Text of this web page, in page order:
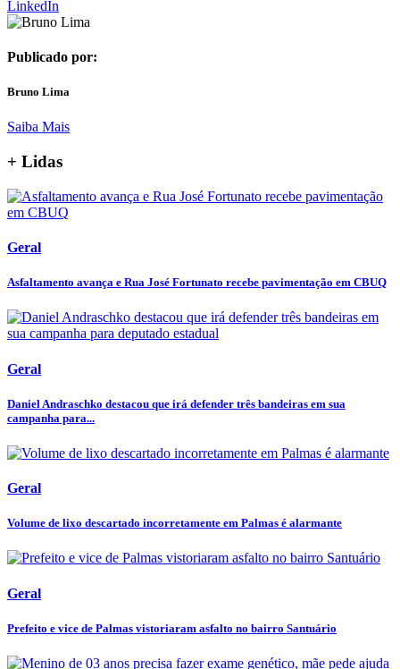
LinkedIn
Publicado por:
Bruno Lima
Saiba Mais
+ Lidas
Geral
Asfaltamento avança e Rua José Fortunato recebe pavimentação em CBUQ
Geral
Daniel Andraschko destacou que irá defender três bandeiras em sua
campanha para...
Geral
Volume de lixo descartado incorretamente em Palmas é alarmante
Geral
Prefeito e vice de Palmas vistoriaram asfalto no bairro Santuário